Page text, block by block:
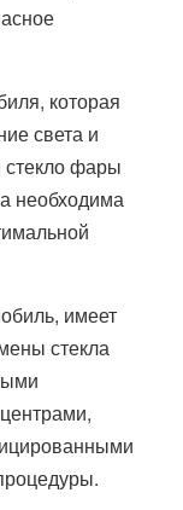
которая
света и
стекло фары
необходима
имеет
стекла